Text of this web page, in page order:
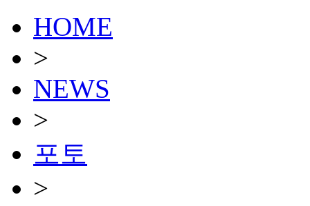
HOME
>
NEWS
>
포토
>